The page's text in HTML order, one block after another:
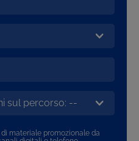
materiale promozionale da